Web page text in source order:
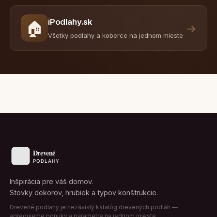
🏠 iPodlahy.sk
Všetky podlahy a koberce na jednom mieste
→
Inšpirácia pre váš domov.
Stovky dekorov, hrubiek a typov konštrukcie.
Drevené podlahy je nezávislý katalóg drevených podláh —